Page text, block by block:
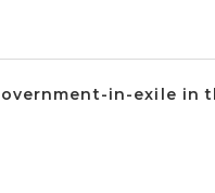
in-exile in